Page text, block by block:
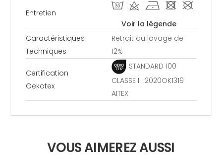
Entretien
T d h - #
Voir la légende
Caractéristiques
Techniques
Retrait au lavage de
12%
Certification
Oekotex
STANDARD 100
CLASSE I : 2020OK1319
AITEX
VOUS AIMEREZ AUSSI